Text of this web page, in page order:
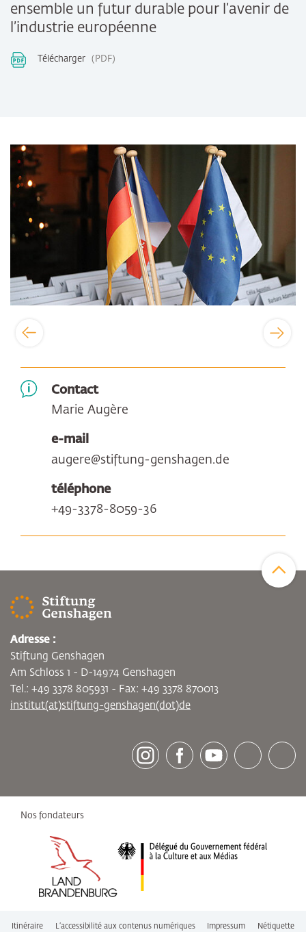
ensemble un futur durable pour l’avenir de
l’industrie européenne
Télécharger PDF
Bildergalerie überspringen
Contact
Marie Augère
e-mail
augere@stiftung-genshagen.de
téléphone
+49-3378-8059-36
[socialLinksTitle]
Adresse :
Stiftung Genshagen
Am Schloss 1 - D-14974 Genshagen
Tel.: +49 3378 805931 - Fax: +49 3378 870013
institut(at)stiftung-genshagen(dot)de
Nos fondateurs
Itinéraire L’accessibilité aux contenus numériques Impressum Nétiquette